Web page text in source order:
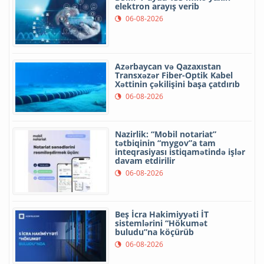
elektron arayış verib
06-08-2026
Azərbaycan və Qazaxıstan
Transxəzər Fiber-Optik Kabel
Xəttinin çəkilişini başa çatdırıb
06-08-2026
Nazirlik: “Mobil notariat”
tətbiqinin “mygov”a tam
inteqrasiyası istiqamətində işlər
davam etdirilir
06-08-2026
Beş İcra Hakimiyyəti İT
sistemlərini “Hökumət
buludu”na köçürüb
06-08-2026